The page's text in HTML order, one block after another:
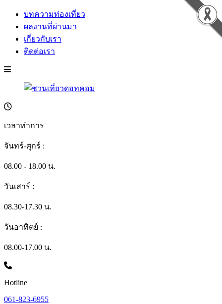
บทความท่องเที่ยว
ผลงานที่ผ่านมา
เกี่ยวกับเรา
ติดต่อเรา
เวลาทำการ
จันทร์-ศุกร์ :
08.00 - 18.00 น.
วันเสาร์ :
08.30-17.30 น.
วันอาทิตย์ :
08.00-17.00 น.
Hotline
061-823-6955